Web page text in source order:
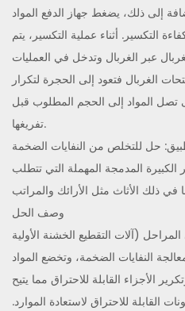
إلى ذلك، يضغط جهاز الدفع المواد
التكسير. أثناء عملية التكسير، يتم
عبر الغربال وتدخل في العمليات
الغربال فتعود إلى الحجرة لتكرار
تصل المواد إلى الحجم المطلوب قبل
تفريغها.
حل للتخلص من النفايات الضخمة
الكبيرة المدمجة المهملة التي تتطلب
وصف الحل
(آلات التقطيع الخشنة الأولية
النفايات الضخمة، وتخضع المواد
الأجزاء القابلة للاحتراق مما يتيح
القابلة للاحتراق لاستعادة الموارد.